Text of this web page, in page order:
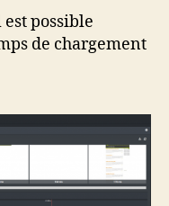
possible
de chargement